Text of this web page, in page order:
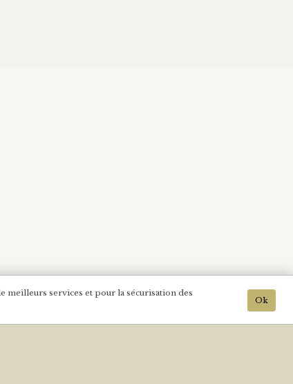
Ok
meilleurs services et pour la sécurisation des